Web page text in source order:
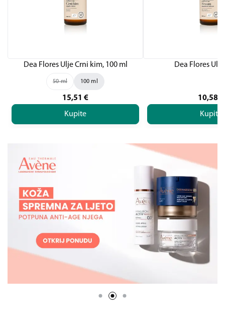
Dea Flores Ulje Crni kim, 100 ml
50 ml 100 ml
15,51 €
Kupite
Dea Flores
10,58
Kupite